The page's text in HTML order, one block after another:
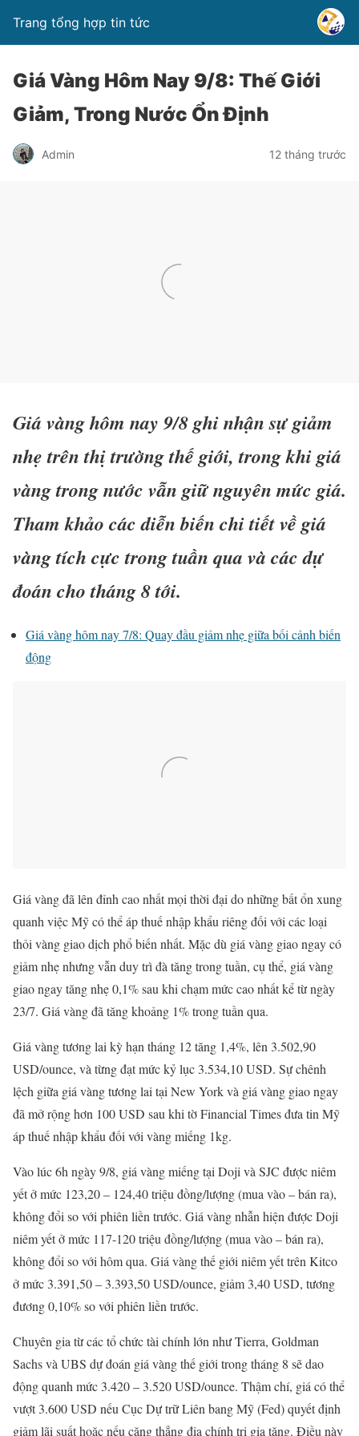
Trang tổng hợp tin tức
Giá Vàng Hôm Nay 9/8: Thế Giới
Giảm, Trong Nước Ổn Định
Admin 12 tháng trước
Giá vàng hôm nay 9/8 ghi nhận sự giảm
nhẹ trên thị trường thế giới, trong khi giá
vàng trong nước vẫn giữ nguyên mức giá.
Tham khảo các diễn biến chi tiết về giá
vàng tích cực trong tuần qua và các dự
đoán cho tháng 8 tới.
Giá vàng hôm nay 7/8: Quay đầu giảm nhẹ giữa bối cảnh biến
động
Giá vàng đã lên đỉnh cao nhất mọi thời đại do những bất ổn xung
quanh việc Mỹ có thể áp thuế nhập khẩu riêng đối với các loại
thỏi vàng giao dịch phổ biến nhất. Mặc dù giá vàng giao ngay có
giảm nhẹ nhưng vẫn duy trì đà tăng trong tuần, cụ thể, giá vàng
giao ngay tăng nhẹ 0,1% sau khi chạm mức cao nhất kể từ ngày
23/7. Giá vàng đã tăng khoảng 1% trong tuần qua.
Giá vàng tương lai kỳ hạn tháng 12 tăng 1,4%, lên 3.502,90
USD/ounce, và từng đạt mức kỷ lục 3.534,10 USD. Sự chênh
lệch giữa giá vàng tương lai tại New York và giá vàng giao ngay
đã mở rộng hơn 100 USD sau khi tờ Financial Times đưa tin Mỹ
áp thuế nhập khẩu đối với vàng miếng 1kg.
Vào lúc 6h ngày 9/8, giá vàng miếng tại Doji và SJC được niêm
yết ở mức 123,20 – 124,40 triệu đồng/lượng (mua vào – bán ra),
không đổi so với phiên liền trước. Giá vàng nhẫn hiện được Doji
niêm yết ở mức 117-120 triệu đồng/lượng (mua vào – bán ra),
không đổi so với hôm qua. Giá vàng thế giới niêm yết trên Kitco
ở mức 3.391,50 – 3.393,50 USD/ounce, giảm 3,40 USD, tương
đương 0,10% so với phiên liền trước.
Chuyên gia từ các tổ chức tài chính lớn như Tierra, Goldman
Sachs và UBS dự đoán giá vàng thế giới trong tháng 8 sẽ dao
động quanh mức 3.420 – 3.520 USD/ounce. Thậm chí, giá có thể
vượt 3.600 USD nếu Cục Dự trữ Liên bang Mỹ (Fed) quyết định
giảm lãi suất hoặc nếu căng thẳng địa chính trị gia tăng. Điều này